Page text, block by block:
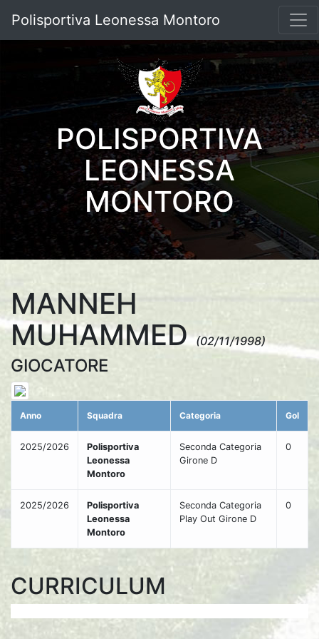
Polisportiva Leonessa Montoro
POLISPORTIVA
LEONESSA
MONTORO
MANNEH
MUHAMMED(02/11/1998)
GIOCATORE
Anno Squadra Categoria Gol
2025/2026
Polisportiva
Leonessa
Montoro
Seconda Categoria
Girone D
0
2025/2026
Polisportiva
Leonessa
Montoro
Seconda Categoria
Play Out Girone D
0
CURRICULUM